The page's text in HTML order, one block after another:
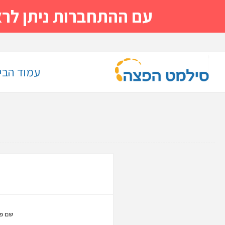
עם ההתחברות ניתן לראות
עמוד
שם